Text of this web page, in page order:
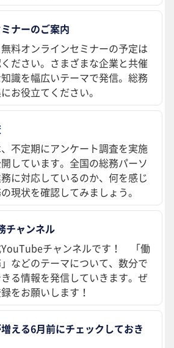
ナーのご案内
料オンラインセミナーの予定は
ださい。さまざまな企業と共催
識を幅広いテーマで発信。総務
お役立てください。
、不定期にアンケート調査を実施
しています。全国の総務パーソ
に対応しているのか、何を感じ
現状を確認してみましょう。
チャンネル
YouTubeチャンネルです！ 「働
などのテーマについて、数分で
る情報を発信していきます。ぜ
をお願いします！
える6月前にチェックしておき